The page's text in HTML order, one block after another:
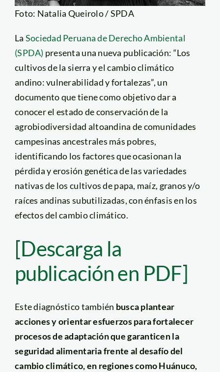
Foto: Natalia Queirolo / SPDA
La Sociedad Peruana de Derecho Ambiental
(SPDA) presenta una nueva publicación: “Los
cultivos de la sierra y el cambio climático
andino: vulnerabilidad y fortalezas”, un
documento que tiene como objetivo dar a
conocer el estado de conservación de la
agrobiodiversidad altoandina de comunidades
campesinas ancestrales más pobres,
identificando los factores que ocasionan la
pérdida y erosión genética de las variedades
nativas de los cultivos de papa, maíz, granos y/o
raíces andinas subutilizadas, con énfasis en los
efectos del cambio climático.
[Descarga la
publicación en PDF]
Este diagnóstico también busca plantear
acciones y orientar esfuerzos para fortalecer
procesos de adaptación que garanticen la
seguridad alimentaria frente al desafío del
cambio climático, en regiones como Huánuco,